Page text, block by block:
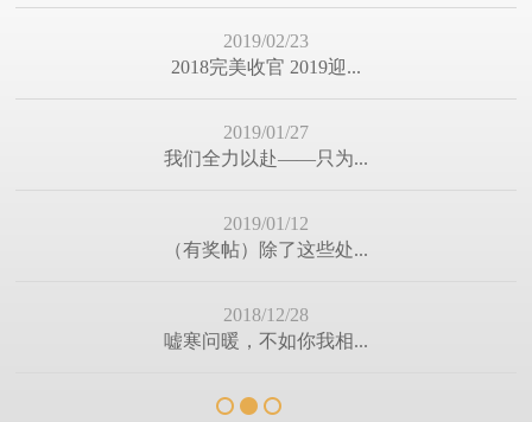
2019/02/23
2018完美收官 2019迎...
2019/01/27
我们全力以赴——只为...
2019/01/12
（有奖帖）除了这些处...
2018/12/28
嘘寒问暖，不如你我相...
2018/12/10